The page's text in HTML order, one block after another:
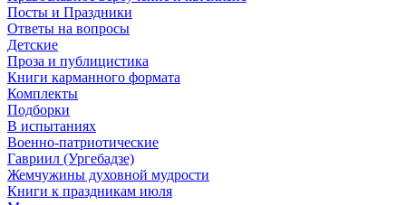
Посты и Праздники
Ответы на вопросы
Детские
Проза и публицистика
Книги карманного формата
Комплекты
Подборки
В испытаниях
Военно-патриотические
Гавриил (Ургебадзе)
Жемчужины духовной мудрости
Книги к праздникам июля